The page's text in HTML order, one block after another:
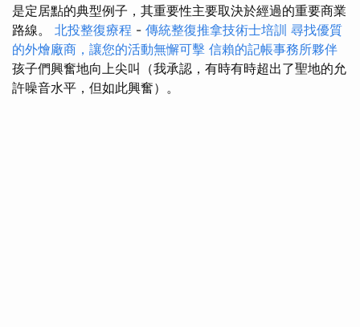
是定居點的典型例子，其重要性主要取決於經過的重要商業
路線。 北投整復療程 - 傳統整復推拿技術士培訓 尋找優質
的外燴廠商，讓您的活動無懈可擊 信賴的記帳事務所夥伴
孩子們興奮地向上尖叫（我承認，有時有時超出了聖地的允
許噪音水平，但如此興奮）。